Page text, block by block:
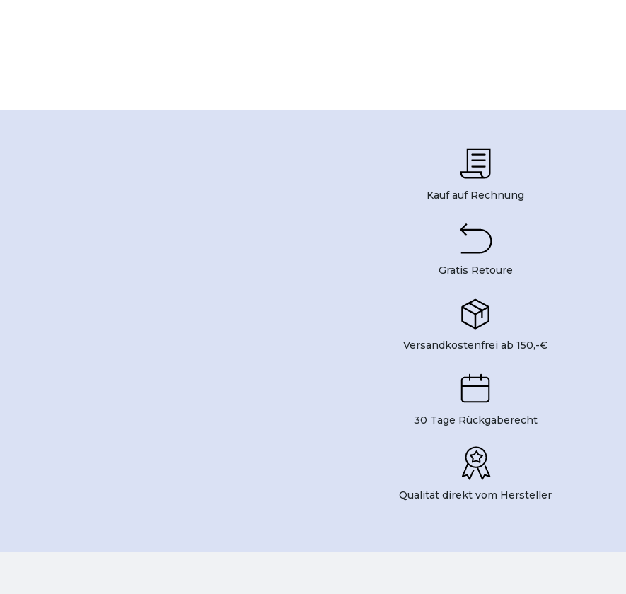
Kauf auf Rechnung
Gratis Retoure
Versandkostenfrei ab 150,-€
30 Tage Rückgaberecht
Qualität direkt vom Hersteller